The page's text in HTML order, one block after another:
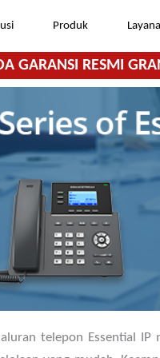
Produk
GARANSI RESMI
telepon Essential